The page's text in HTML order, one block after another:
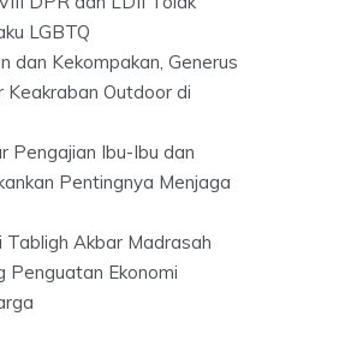
LGBTQ
dan Kekompakan, Generus
Keakraban Outdoor di
Pengajian Ibu-Ibu dan
Pentingnya Menjaga
Tabligh Akbar Madrasah
Penguatan Ekonomi